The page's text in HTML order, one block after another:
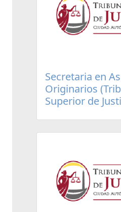
Secretaria en
Originarios
Superior de